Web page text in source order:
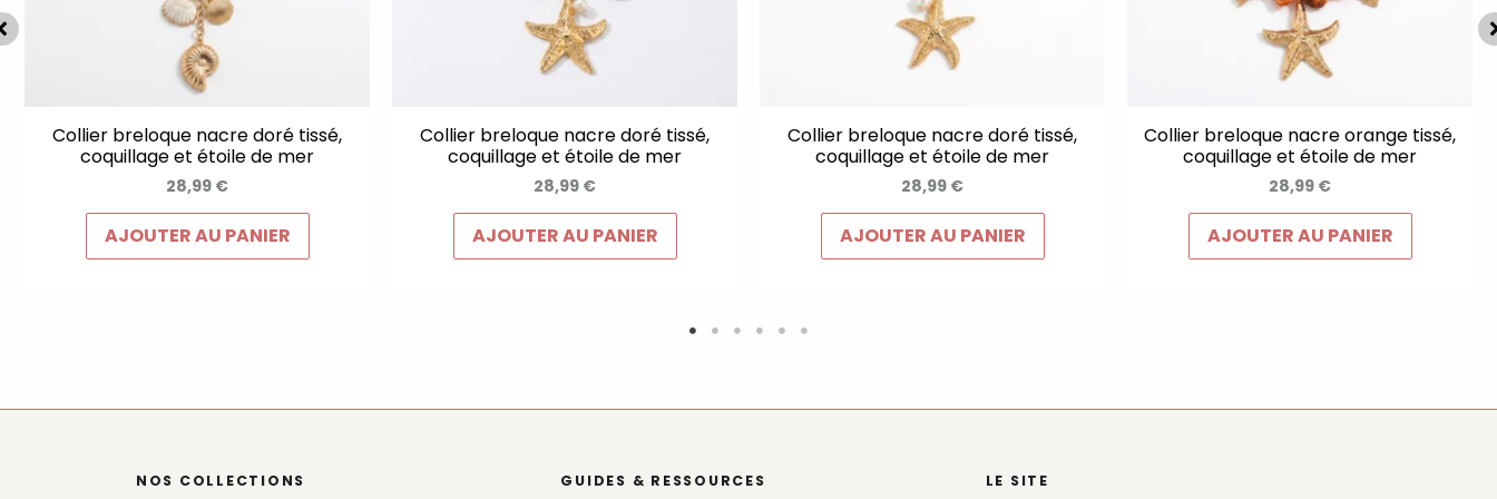
Collier breloque nacre doré tissé,
coquillage et étoile de mer
28,99 €
AJOUTER AU PANIER
Collier breloque nacre doré tissé,
coquillage et étoile de mer
28,99 €
AJOUTER AU PANIER
Collier breloque nacre doré tissé,
coquillage et étoile de mer
28,99 €
AJOUTER AU PANIER
Collier breloque nacre orange tissé,
coquillage et étoile de mer
28,99 €
AJOUTER AU PANIER
NOS COLLECTIONS GUIDES & RESSOURCES LE SITE